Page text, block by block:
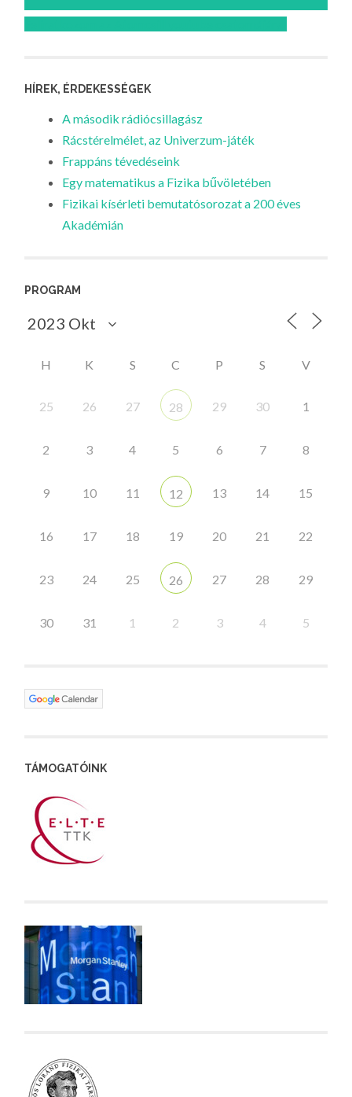
HÍREK, ÉRDEKESSÉGEK
A második rádiócsillagász
Rácstérelmélet, az Univerzum-játék
Frappáns tévedéseink
Egy matematikus a Fizika bűvöletében
Fizikai kísérleti bemutatósorozat a 200 éves
Akadémián
PROGRAM
H K S C P S V
25 26 27 28 29 30 1
2 3 4 5 6 7 8
9 10 11 12 13 14 15
16 17 18 19 20 21 22
23 24 25 26 27 28 29
30 31 1 2 3 4 5
TÁMOGATÓINK